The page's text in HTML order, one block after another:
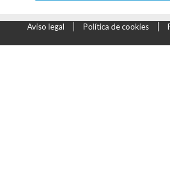
Aviso legal Política de cookies